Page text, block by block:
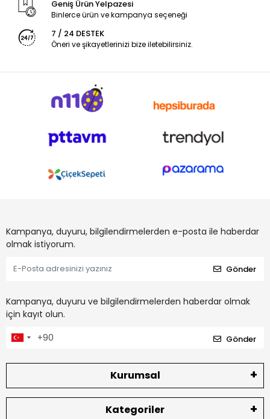
Geniş Ürün Yelpazesi
Binlerce ürün ve kampanya seçeneği
7 / 24 DESTEK
Öneri ve şikayetlerinizi bize iletebilirsiniz.
Kampanya, duyuru, bilgilendirmelerden e-posta ile haberdar
olmak istiyorum.
Gönder
Kampanya, duyuru ve bilgilendirmelerden haberdar olmak
için kayıt olun.
Gönder
Kurumsal
Kategoriler